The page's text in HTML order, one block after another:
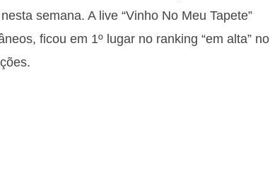
semana. A live “Vinho No Meu Tapete”
ficou em 1º lugar no ranking “em alta” no